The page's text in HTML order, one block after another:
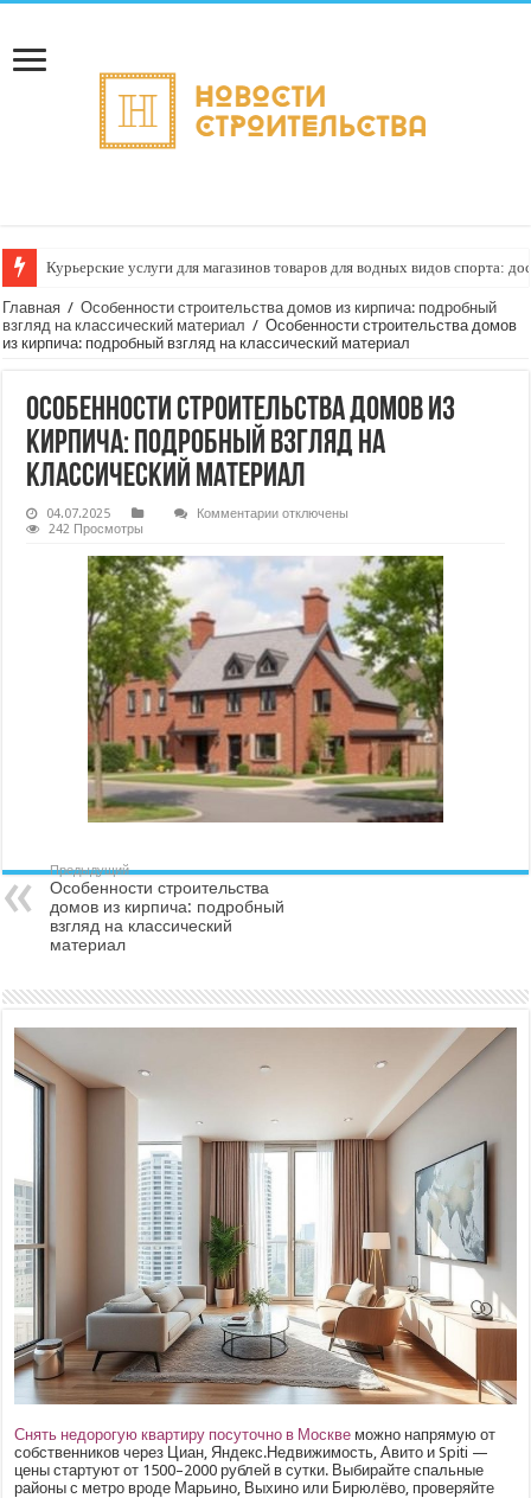
Курьерские услуги для магазинов товаров для водных видов спорта:
Как настроить автоматическое формирование рейтинга курьеров по
Главная / Особенности строительства домов из кирпича: подробный
взгляд на классический материал / Особенности строительства домов
из кирпича: подробный взгляд на классический материал
Особенности строительства домов из
кирпича: подробный взгляд на
классический материал
04.07.2025 Комментариик
строительства
домов
кирпича:
подробный
взгляд
на
классический
материал
отключены
242 Просмотры
Предыдущий
Особенности строительства
домов из кирпича: подробный
взгляд на классический
материал
Снять недорогую квартиру посуточно в Москве можно напрямую от
собственников через Циан, Яндекс.Недвижимость, Авито и Spiti —
цены стартуют от 1500–2000 рублей в сутки. Выбирайте спальные
районы с метро вроде Марьино, Выхино или Бирюлёво, проверяйте